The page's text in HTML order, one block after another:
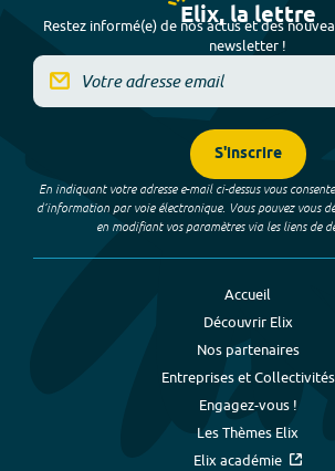
Elix, la lettre
Restez informé(e) de nos actus et des
newsletter !
S'inscrire
En indiquant votre adresse e-mail ci-dessus vous
d’information par voie électronique. Vous pouvez vous
en modifiant vos paramètres via les liens de
Accueil
Découvrir Elix
Nos partenaires
Entreprises et Collectivités
Engagez-vous !
Les Thèmes Elix
Elix académie